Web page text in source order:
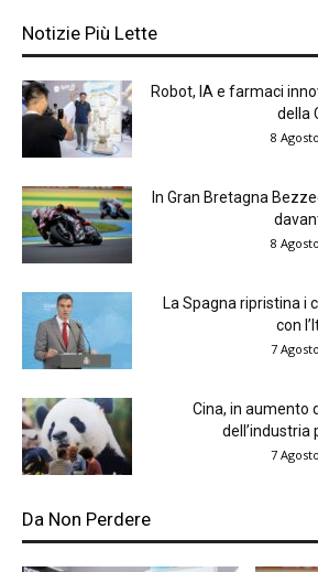
Notizie Più Lette
Robot, IA e farmaci
della
8
In Gran Bretagna
8
La Spagna ripristina i
con
7
Cina, in aumento
dell’industria
7
Da Non Perdere